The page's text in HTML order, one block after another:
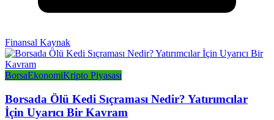
Finansal Kaynak
BorsaEkonomiKripto Piyasası
Borsada Ölü Kedi Sıçraması Nedir? Yatırımcılar
İçin Uyarıcı Bir Kavram